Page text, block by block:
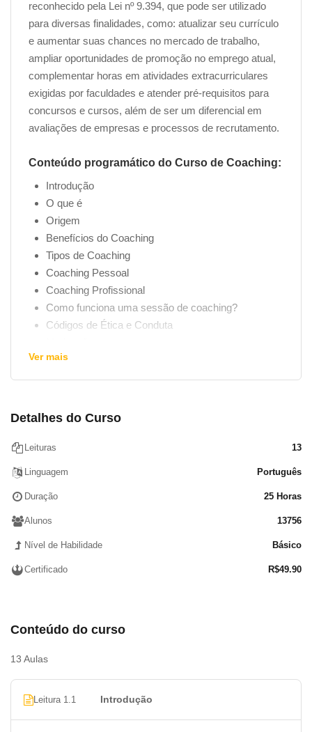
reconhecido pela Lei nº 9.394, que pode ser utilizado
para diversas finalidades, como: atualizar seu currículo
e aumentar suas chances no mercado de trabalho,
ampliar oportunidades de promoção no emprego atual,
complementar horas em atividades extracurriculares
exigidas por faculdades e atender pré-requisitos para
concursos e cursos, além de ser um diferencial em
avaliações de empresas e processos de recrutamento.
Conteúdo programático do Curso de Coaching:
Introdução
O que é
Origem
Benefícios do Coaching
Tipos de Coaching
Coaching Pessoal
Coaching Profissional
Como funciona uma sessão de coaching?
Códigos de Ética e Conduta
Técnicas de Coaching
Livros, Filmes e Documentários
Ver mais
Detalhes do Curso
Leituras 13
Linguagem Português
Duração 25 Horas
Alunos 13756
Nível de Habilidade Básico
Certificado R$49.90
Conteúdo do curso
13 Aulas
Leitura 1.1 Introdução